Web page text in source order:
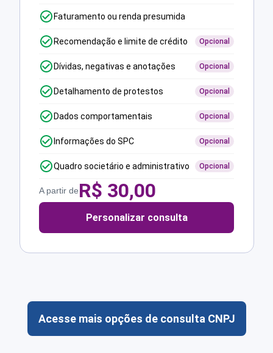
Faturamento ou renda presumida
Recomendação e limite de crédito Opcional
Dívidas, negativas e anotações Opcional
Detalhamento de protestos Opcional
Dados comportamentais Opcional
Informações do SPC Opcional
Quadro societário e administrativo Opcional
A partir deR$ 30,00
Personalizar consulta
Acesse mais opções de consulta CNPJ